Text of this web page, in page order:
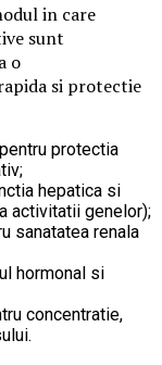
in care
sunt
o
si protectie
protectia
hepatica si
activitatii genelor);
sanatatea renala
hormonal si
concentratie,